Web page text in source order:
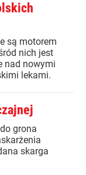
są motorem
nich jest
nad nowymi
lekami.
grona
skarga